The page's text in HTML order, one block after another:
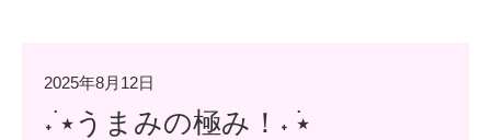
2025年8月12日
˖ ࣪⭑うまみの極み！˖ ࣪⭑